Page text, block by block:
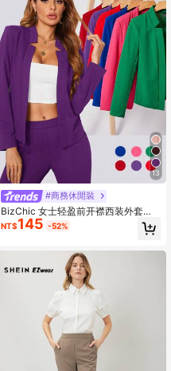
13
#商務休閒裝
BizChic 女士轻盈前开襟西装外套，
都市通勤基本款上衣，简约时尚商务
休闲外套，秋冬季办公室穿着
NT$145 -52%